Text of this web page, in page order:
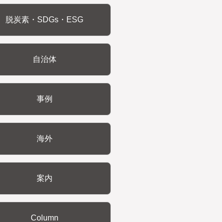
脱炭素・SDGs・ESG
自治体
事例
海外
案内
Column